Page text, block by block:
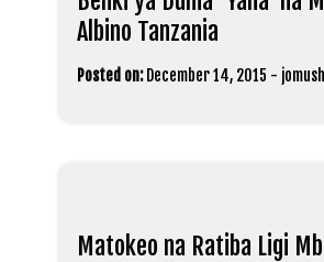
Albino Tanzania
Posted on: December 14, 2015 -
Matokeo na Ratiba Ligi